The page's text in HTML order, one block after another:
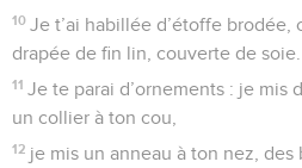
10 Je t’ai habillée d’étoffe brodée,
drapée de fin lin, couverte de soie.
11 Je te parai d’ornements : je mis
un collier à ton cou,
12 je mis un anneau à ton nez,